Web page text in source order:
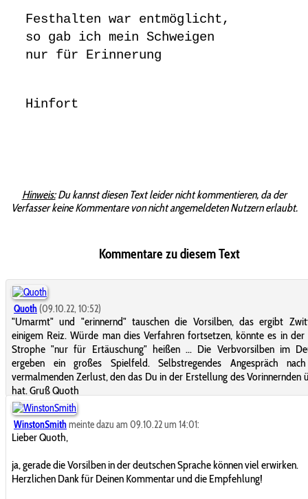
Festhalten war entmöglicht,
so gab ich mein Schweigen
nur für Erinnerung
Hinfort
Hinweis:Du kannst diesen Text leider nicht kommentieren, da der
Verfasser keine Kommentare von nicht angemeldeten Nutzern erlaubt.
Kommentare zu diesem Text
Quoth (09.10.22, 10:52)
"Umarmt" und "erinnernd" tauschen die Vorsilben, das ergibt
einigem Reiz. Würde man dies Verfahren fortsetzen, könnte es in der
Strophe "nur für Ertäuschung" heißen ... Die Verbvorsilben im
ergeben ein großes Spielfeld. Selbstregendes Angespräch
vermalmenden Zerlust, den das Du in der Erstellung des Vorinnernden
hat. Gruß Quoth
WinstonSmithmeinte dazu am 09.10.22 um 14:01:
Lieber Quoth,
ja, gerade die Vorsilben in der deutschen Sprache können viel erwirken.
Herzlichen Dank für Deinen Kommentar und die Empfehlung!